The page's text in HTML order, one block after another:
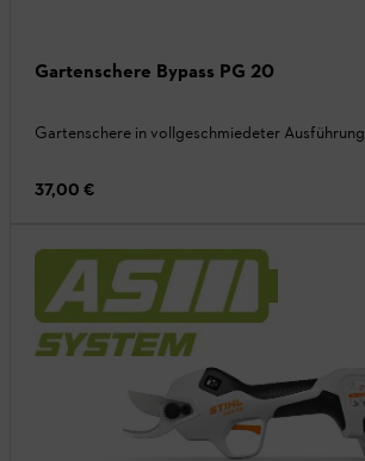
Gartenschere Bypass PG 20
Gartenschere in vollgeschmiedeter Ausführung
37,00 €